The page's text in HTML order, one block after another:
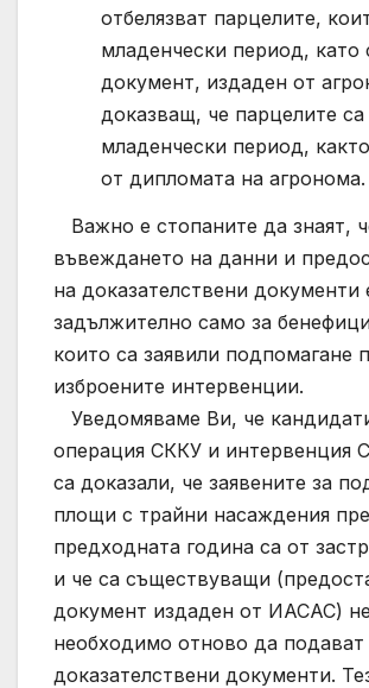
отбелязват парцелите,
младенчески период, като
документ, издаден от
доказващ, че парцелите са
младенчески период,
от дипломата на агронома.
Важно е стопаните да знаят,
въвеждането на данни и
на доказателствени документи
задължително само за
които са заявили подпомагане
изброените интервенции.
Уведомяваме Ви, че
операция СККУ и интервенция
са доказали, че заявените за
площи с трайни насаждения
предходната година са от
и че са съществуващи
документ издаден от ИАСАС)
необходимо отново да подават
доказателствени документи.